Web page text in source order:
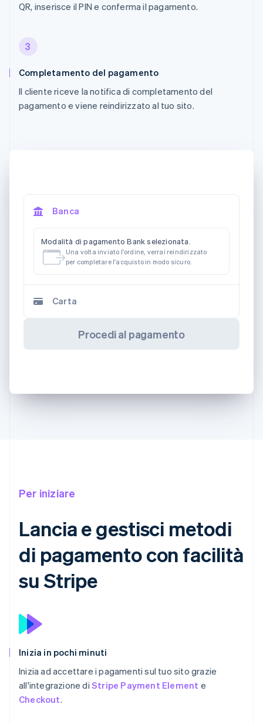
QR, inserisce il PIN e conferma il pagamento.
3
Completamento del pagamento
Il cliente riceve la notifica di completamento del
pagamento e viene reindirizzato al tuo sito.
Banca
Modalità di pagamento Bank selezionata.
Una volta inviato l'ordine, verrai reindirizzato
per completare l'acquisto in modo sicuro.
Carta
Procedi al pagamento
Per iniziare
Lancia e gestisci metodi
di pagamento con facilità
su Stripe
Inizia in pochi minuti
Inizia ad accettare i pagamenti sul tuo sito grazie
all'integrazione di Stripe Payment Element e
Checkout.